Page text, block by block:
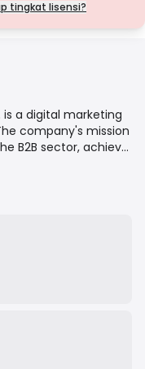
tingkat lisensi?
langkah keamanan.
lisensi ini seringkali
operasional, lisensi ini
tinggi bagi pedagang.
is a digital marketing
company's mission
B2B sector, achieve
effective
design.